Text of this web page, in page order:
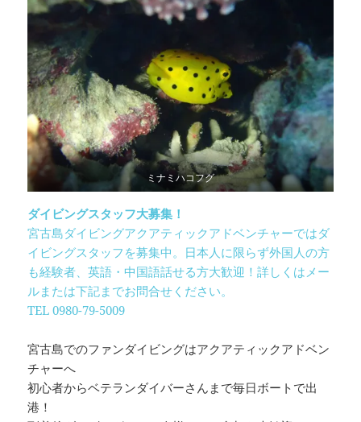
ミナミハコフグ
ダイビングスタッフ大募集！
宮古島ダイビングアクアティックアドベンチャーではダ
イビングスタッフを募集中。日本人に限らず外国人の方
も経験者、英語・中国語話せる方大歓迎！詳しくはメー
ルまたは下記までお問合せください。
TEL 0980-79-5009
宮古島でのファンダイビングはアクアティックアドベン
チャーへ
初心者からベテランダイバーさんまで毎日ボートで出
港！